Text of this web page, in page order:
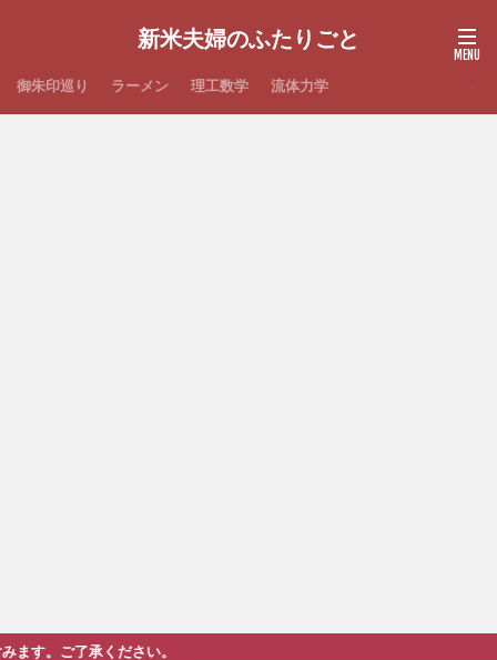
新米夫婦のふたりごと
御朱印巡り ラーメン 理工数学 流体力学